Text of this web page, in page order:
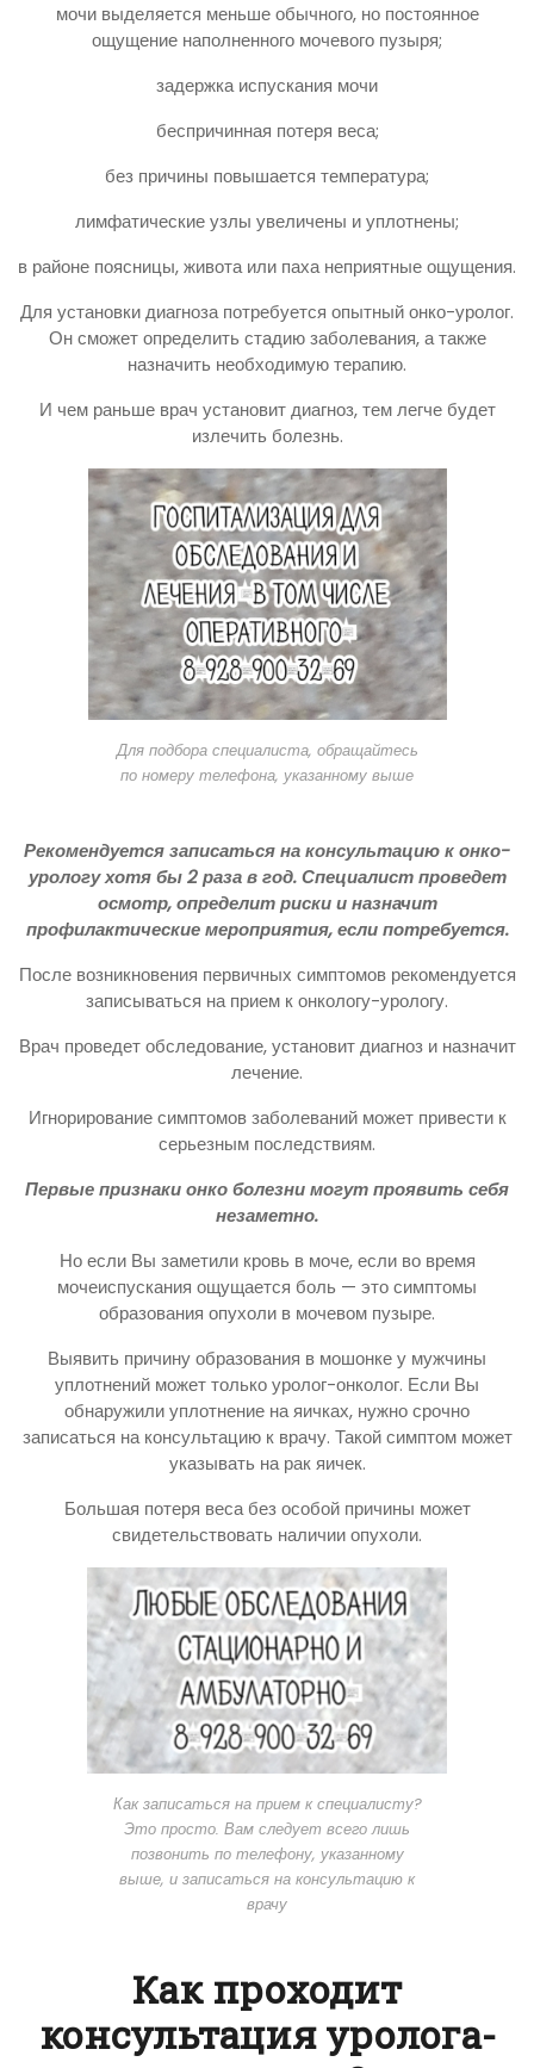
мочи выделяется меньше обычного, но постоянное
ощущение наполненного мочевого пузыря;
задержка испускания мочи
беспричинная потеря веса;
без причины повышается температура;
лимфатические узлы увеличены и уплотнены;
в районе поясницы, живота или паха неприятные ощущения.
Для установки диагноза потребуется опытный онко-уролог.
Он сможет определить стадию заболевания, а также
назначить необходимую терапию.
И чем раньше врач установит диагноз, тем легче будет
излечить болезнь.
Для подбора специалиста, обращайтесь
по номеру телефона, указанному выше
Рекомендуется записаться на консультацию к онко-
урологу хотя бы 2 раза в год. Специалист проведет
осмотр, определит риски и назначит
профилактические мероприятия, если потребуется.
После возникновения первичных симптомов рекомендуется
записываться на прием к онкологу-урологу.
Врач проведет обследование, установит диагноз и назначит
лечение.
Игнорирование симптомов заболеваний может привести к
серьезным последствиям.
Первые признаки онко болезни могут проявить себя
незаметно.
Но если Вы заметили кровь в моче, если во время
мочеиспускания ощущается боль — это симптомы
образования опухоли в мочевом пузыре.
Выявить причину образования в мошонке у мужчины
уплотнений может только уролог-онколог. Если Вы
обнаружили уплотнение на яичках, нужно срочно
записаться на консультацию к врачу. Такой симптом может
указывать на рак яичек.
Большая потеря веса без особой причины может
свидетельствовать наличии опухоли.
Как записаться на прием к специалисту?
Это просто. Вам следует всего лишь
позвонить по телефону, указанному
выше, и записаться на консультацию к
врачу
Как проходит
консультация уролога-